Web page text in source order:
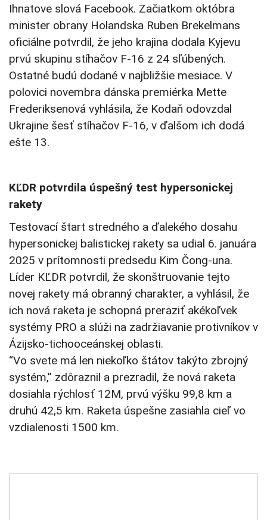
Ihnatove slová Facebook. Začiatkom októbra
minister obrany Holandska Ruben Brekelmans
oficiálne potvrdil, že jeho krajina dodala Kyjevu
prvú skupinu stíhačov F-16 z 24 sľúbených.
Ostatné budú dodané v najbližšie mesiace. V
polovici novembra dánska premiérka Mette
Frederiksenová vyhlásila, že Kodaň odovzdal
Ukrajine šesť stíhačov F-16, v ďalšom ich dodá
ešte 13.
KĽDR potvrdila úspešný test hypersonickej
rakety
Testovací štart stredného a ďalekého dosahu
hypersonickej balistickej rakety sa udial 6. januára
2025 v prítomnosti predsedu Kim Čong-una.
Líder KĽDR potvrdil, že skonštruovanie tejto
novej rakety má obranný charakter, a vyhlásil, že
ich nová raketa je schopná preraziť akékoľvek
systémy PRO a slúži na zadržiavanie protivníkov v
Ázijsko-tichooceánskej oblasti.
“Vo svete má len niekoľko štátov takýto zbrojný
systém,” zdôraznil a prezradil, že nová raketa
dosiahla rýchlosť 12M, prvú výšku 99,8 km a
druhú 42,5 km. Raketa úspešne zasiahla cieľ vo
vzdialenosti 1500 km.